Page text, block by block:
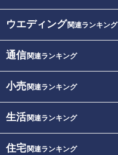
ウエディング関連ランキング
通信関連ランキング
小売関連ランキング
生活関連ランキング
住宅関連ランキング